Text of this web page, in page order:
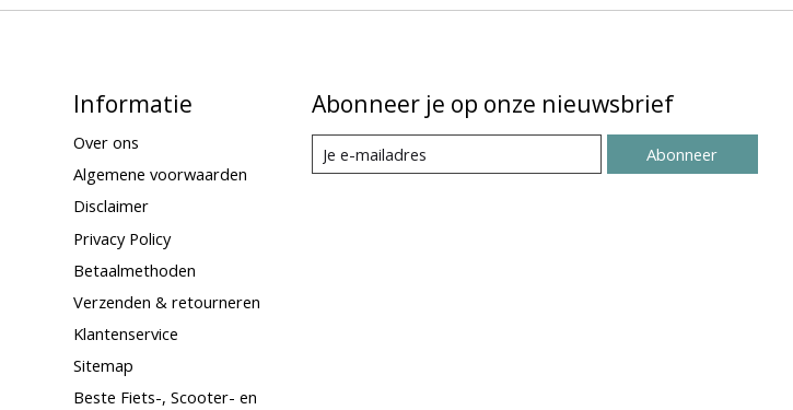
Informatie
Over ons
Algemene voorwaarden
Disclaimer
Privacy Policy
Betaalmethoden
Verzenden & retourneren
Klantenservice
Sitemap
Beste Fiets-, Scooter- en
Abonneer je op onze nieuwsbrief
Abonneer